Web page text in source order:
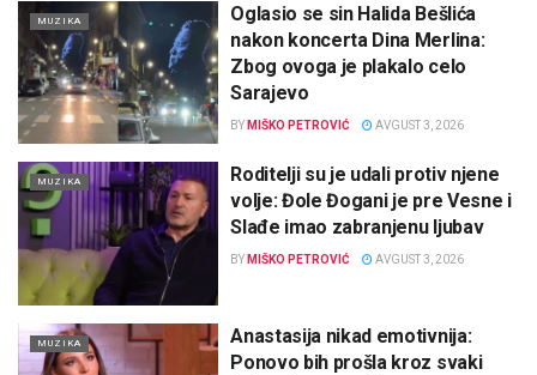
MUZIKA
Oglasio se sin Halida Bešlića
nakon koncerta Dina Merlina:
Zbog ovoga je plakalo celo
Sarajevo
BY MIŠKO PETROVIĆ AVGUST 3, 2026
MUZIKA
Roditelji su je udali protiv njene
volje: Đole Đogani je pre Vesne i
Slađe imao zabranjenu ljubav
BY MIŠKO PETROVIĆ AVGUST 3, 2026
MUZIKA
Anastasija nikad emotivnija:
Ponovo bih prošla kroz svaki